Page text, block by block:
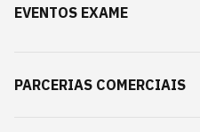
EVENTOS EXAME
PARCERIAS COMERCIAIS